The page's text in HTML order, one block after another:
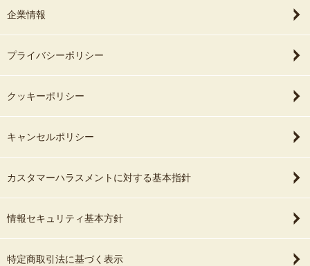
企業情報
プライバシーポリシー
クッキーポリシー
キャンセルポリシー
カスタマーハラスメントに対する基本指針
情報セキュリティ基本方針
特定商取引法に基づく表示